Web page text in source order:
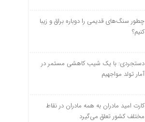
چطور سنگ‌های قدیمی را دوباره براق و زیبا
کنیم؟
دستجردی: با یک شیب کاهشی مستمر در
آمار تولد مواجهیم
کارت امید مادران به همه مادران در نقاط
مختلف کشور تعلق می‌گیرد